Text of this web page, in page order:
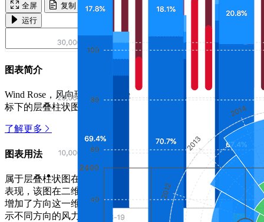
全屏
复制
运行
图表简介
Wind Rose，风向玫瑰图，极坐
标下的层叠柱状图。
了解更多
图表用法
属于层叠柱状图在极坐标下的
表现，该图在二维平面空间上
增加了方向这一维度，用于展
示不同方向的风力水平。